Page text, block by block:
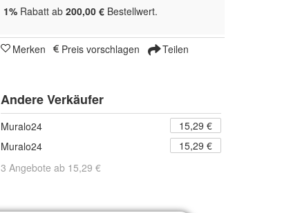
1% Rabatt ab 200,00 € Bestellwert.
Merken Preis vorschlagen Teilen
Andere Verkäufer
Muralo24
15,29 €
Muralo24
15,29 €
3 Angebote ab 15,29 €